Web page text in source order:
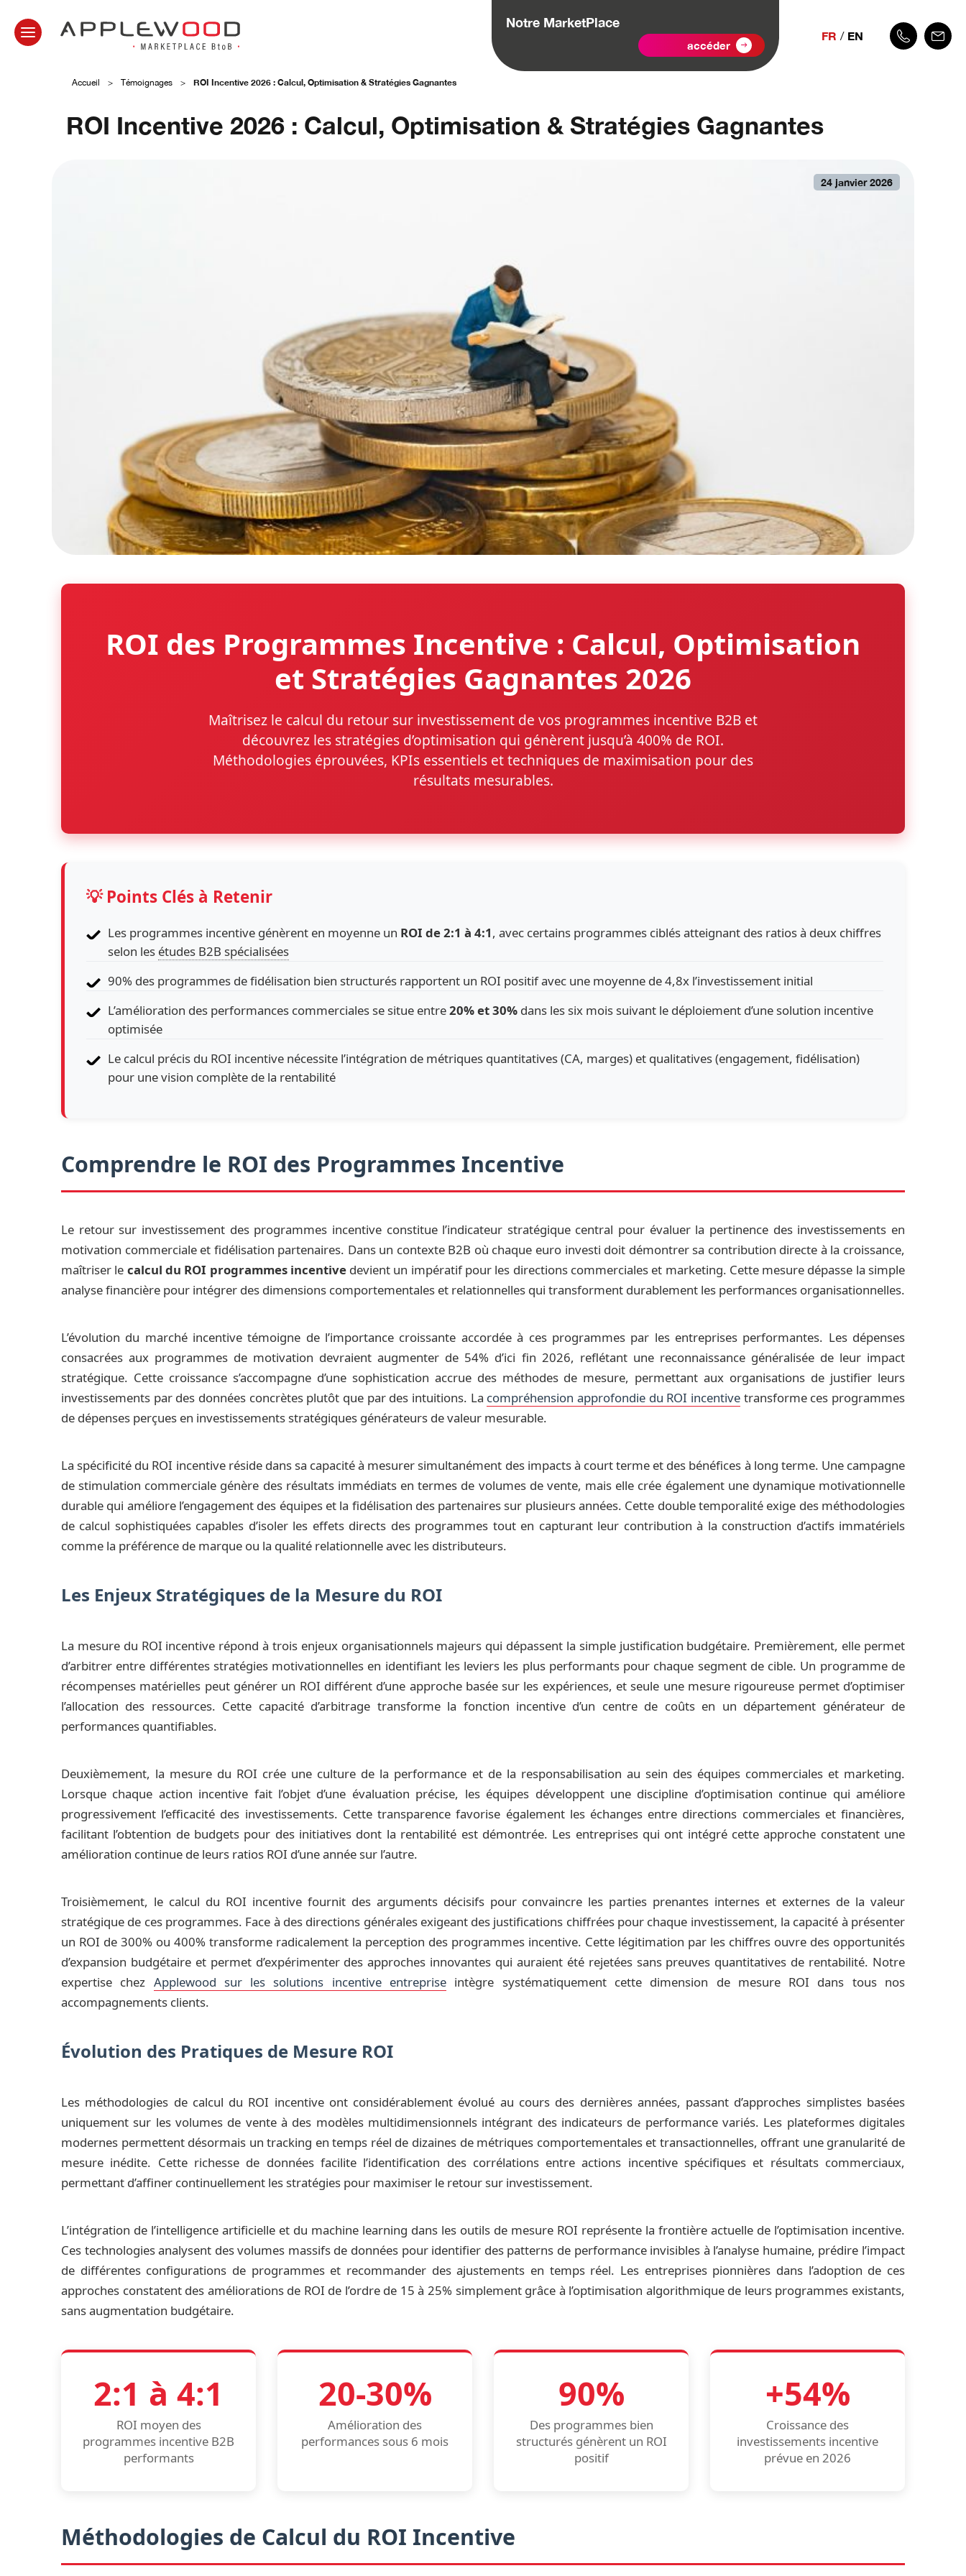
Notre MarketPlace
accéder
FR EN
Accueil > Témoignages > ROI Incentive 2026 : Calcul, Optimisation & Stratégies Gagnantes
ROI Incentive 2026 : Calcul, Optimisation & Stratégies Gagnantes
24 janvier 2026
ROI des Programmes Incentive : Calcul, Optimisation
et Stratégies Gagnantes 2026
Maîtrisez le calcul du retour sur investissement de vos programmes incentive B2B et
découvrez les stratégies d’optimisation qui génèrent jusqu’à 400% de ROI.
Méthodologies éprouvées, KPIs essentiels et techniques de maximisation pour des
résultats mesurables.
💡 Points Clés à Retenir
Les programmes incentive génèrent en moyenne un ROI de 2:1 à 4:1, avec certains programmes ciblés atteignant des ratios à deux chiffres
selon les études B2B spécialisées
90% des programmes de fidélisation bien structurés rapportent un ROI positif avec une moyenne de 4,8x l’investissement initial
L’amélioration des performances commerciales se situe entre20% et 30% dans les six mois suivant le déploiement d’une solution incentive
optimisée
Le calcul précis du ROI incentive nécessite l’intégration de métriques quantitatives (CA, marges) et qualitatives (engagement, fidélisation)
pour une vision complète de la rentabilité
Comprendre le ROI des Programmes Incentive
Le retour sur investissement des programmes incentive constitue l’indicateur stratégique central pour évaluer la pertinence des investissements en
motivation commerciale et fidélisation partenaires. Dans un contexte B2B où chaque euro investi doit démontrer sa contribution directe à la croissance,
maîtriser le calcul du ROI programmes incentivedevient un impératif pour les directions commerciales et marketing. Cette mesure dépasse la simple
analyse financière pour intégrer des dimensions comportementales et relationnelles qui transforment durablement les performances organisationnelles.
L’évolution du marché incentive témoigne de l’importance croissante accordée à ces programmes par les entreprises performantes. Les dépenses
consacrées aux programmes de motivation devraient augmenter de 54% d’ici fin 2026, reflétant une reconnaissance généralisée de leur impact
stratégique. Cette croissance s’accompagne d’une sophistication accrue des méthodes de mesure, permettant aux organisations de justifier leurs
investissements par des données concrètes plutôt que par des intuitions. La compréhension approfondie du ROI incentive transforme ces programmes
de dépenses perçues en investissements stratégiques générateurs de valeur mesurable.
La spécificité du ROI incentive réside dans sa capacité à mesurer simultanément des impacts à court terme et des bénéfices à long terme. Une campagne
de stimulation commerciale génère des résultats immédiats en termes de volumes de vente, mais elle crée également une dynamique motivationnelle
durable qui améliore l’engagement des équipes et la fidélisation des partenaires sur plusieurs années. Cette double temporalité exige des méthodologies
de calcul sophistiquées capables d’isoler les effets directs des programmes tout en capturant leur contribution à la construction d’actifs immatériels
comme la préférence de marque ou la qualité relationnelle avec les distributeurs.
Les Enjeux Stratégiques de la Mesure du ROI
La mesure du ROI incentive répond à trois enjeux organisationnels majeurs qui dépassent la simple justification budgétaire. Premièrement, elle permet
d’arbitrer entre différentes stratégies motivationnelles en identifiant les leviers les plus performants pour chaque segment de cible. Un programme de
récompenses matérielles peut générer un ROI différent d’une approche basée sur les expériences, et seule une mesure rigoureuse permet d’optimiser
l’allocation des ressources. Cette capacité d’arbitrage transforme la fonction incentive d’un centre de coûts en un département générateur de
performances quantifiables.
Deuxièmement, la mesure du ROI crée une culture de la performance et de la responsabilisation au sein des équipes commerciales et marketing.
Lorsque chaque action incentive fait l’objet d’une évaluation précise, les équipes développent une discipline d’optimisation continue qui améliore
progressivement l’efficacité des investissements. Cette transparence favorise également les échanges entre directions commerciales et financières,
facilitant l’obtention de budgets pour des initiatives dont la rentabilité est démontrée. Les entreprises qui ont intégré cette approche constatent une
amélioration continue de leurs ratios ROI d’une année sur l’autre.
Troisièmement, le calcul du ROI incentive fournit des arguments décisifs pour convaincre les parties prenantes internes et externes de la valeur
stratégique de ces programmes. Face à des directions générales exigeant des justifications chiffrées pour chaque investissement, la capacité à présenter
un ROI de 300% ou 400% transforme radicalement la perception des programmes incentive. Cette légitimation par les chiffres ouvre des opportunités
d’expansion budgétaire et permet d’expérimenter des approches innovantes qui auraient été rejetées sans preuves quantitatives de rentabilité. Notre
expertise chez Applewood sur les solutions incentive entreprise intègre systématiquement cette dimension de mesure ROI dans tous nos
accompagnements clients.
Évolution des Pratiques de Mesure ROI
Les méthodologies de calcul du ROI incentive ont considérablement évolué au cours des dernières années, passant d’approches simplistes basées
uniquement sur les volumes de vente à des modèles multidimensionnels intégrant des indicateurs de performance variés. Les plateformes digitales
modernes permettent désormais un tracking en temps réel de dizaines de métriques comportementales et transactionnelles, offrant une granularité de
mesure inédite. Cette richesse de données facilite l’identification des corrélations entre actions incentive spécifiques et résultats commerciaux,
permettant d’affiner continuellement les stratégies pour maximiser le retour sur investissement.
L’intégration de l’intelligence artificielle et du machine learning dans les outils de mesure ROI représente la frontière actuelle de l’optimisation incentive.
Ces technologies analysent des volumes massifs de données pour identifier des patterns de performance invisibles à l’analyse humaine, prédire l’impact
de différentes configurations de programmes et recommander des ajustements en temps réel. Les entreprises pionnières dans l’adoption de ces
approches constatent des améliorations de ROI de l’ordre de 15 à 25% simplement grâce à l’optimisation algorithmique de leurs programmes existants,
sans augmentation budgétaire.
2:1 à 4:1
ROI moyen des
programmes incentive B2B
performants
20-30%
Amélioration des
performances sous 6 mois
90%
Des programmes bien
structurés génèrent un ROI
positif
+54%
Croissance des
investissements incentive
prévue en 2026
Méthodologies de Calcul du ROI Incentive